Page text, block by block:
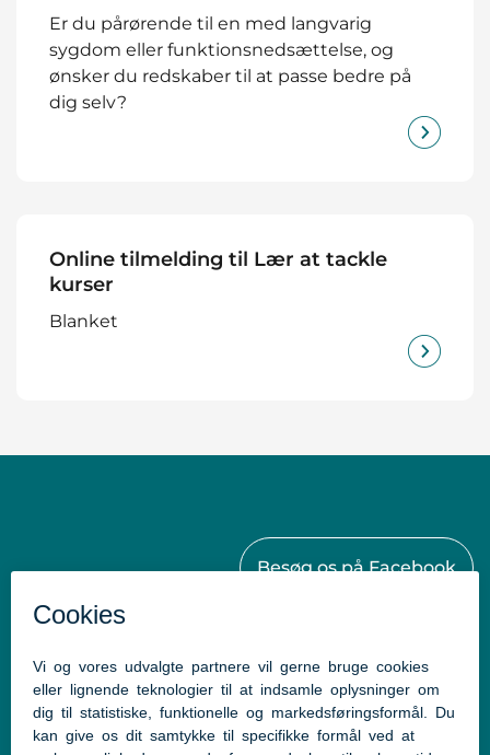
Er du pårørende til en med langvarig
sygdom eller funktionsnedsættelse, og
ønsker du redskaber til at passe bedre på
dig selv?
Online tilmelding til Lær at tackle
kurser
Blanket
Aabenraa Kommunes Sundhedscenter
Østergade 61-63
6230 Rødekro
Besøg os på Facebook